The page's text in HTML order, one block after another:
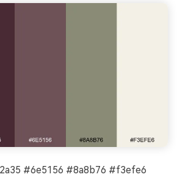
#6e5156 #8a8b76 #f3efe6